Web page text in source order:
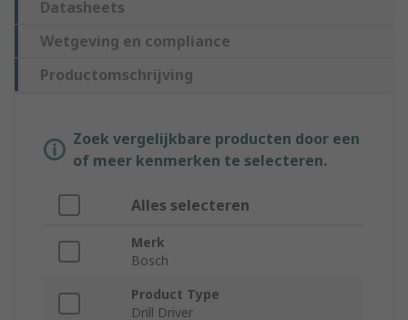
Datasheets
Wetgeving en compliance
Productomschrijving
Zoek vergelijkbare producten door een
of meer kenmerken te selecteren.
Alles selecteren
Merk
Bosch
Product Type
Drill Driver